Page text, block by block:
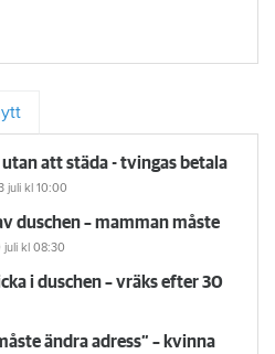
att städa - tvingas betala
juli kl 10:00
duschen – mamman måste
juli kl 08:30
i duschen – vräks efter 30
ändra adress” – kvinna